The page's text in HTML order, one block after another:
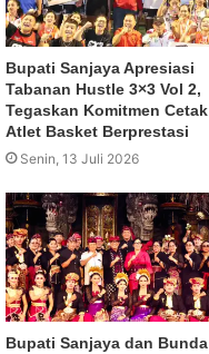
Bupati Sanjaya Apresiasi
Tabanan Hustle 3×3 Vol 2,
Tegaskan Komitmen Cetak
Atlet Basket Berprestasi
Senin, 13 Juli 2026
Bupati Sanjaya dan Bunda